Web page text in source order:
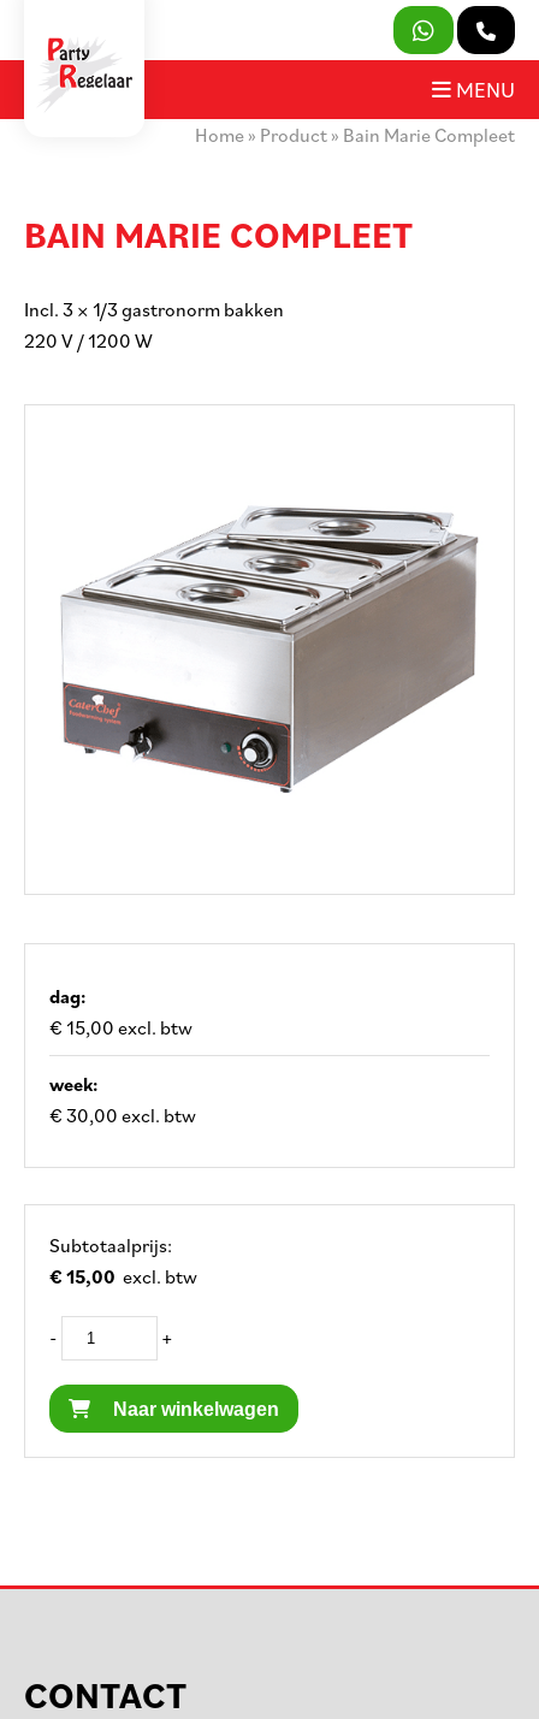
SLUITEN
OVER ONS
MIJN AANVRAAG
MENU
Home » Product » Bain Marie Compleet
BAIN MARIE COMPLEET
Incl. 3 × 1/3 gastronorm bakken
220 V / 1200 W
dag:
€ 15,00 excl. btw
week:
€ 30,00 excl. btw
Subtotaalprijs:
€ 15,00 excl. btw
- +
Naar winkelwagen
CONTACT